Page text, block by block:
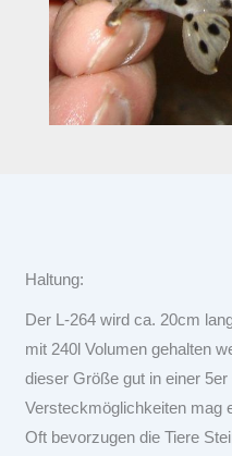
Haltung:
Der L-264 wird ca. 20cm
mit 240l Volumen gehalten
dieser Größe gut in einer
Versteckmöglichkeiten mag
Oft bevorzugen die Tiere